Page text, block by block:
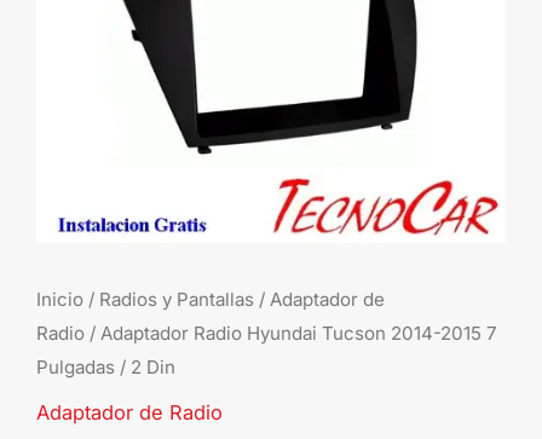
Inicio / Radios y Pantallas / Adaptador de
Radio / Adaptador Radio Hyundai Tucson 2014-2015 7
Pulgadas / 2 Din
Adaptador de Radio
Din